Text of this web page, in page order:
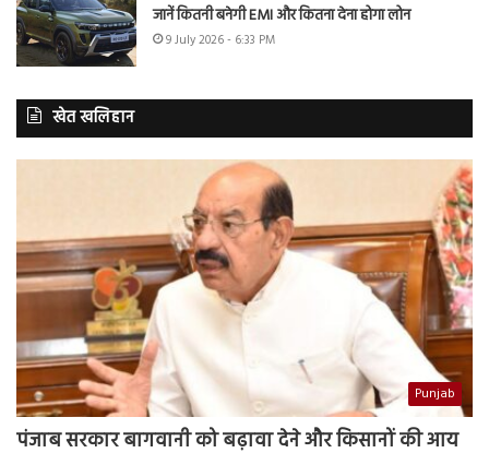
जानें कितनी बनेगी EMI और कितना देना होगा लोन
9 July 2026 - 6:33 PM
खेत खलिहान
Punjab
पंजाब सरकार बागवानी को बढ़ावा देने और किसानों की आय